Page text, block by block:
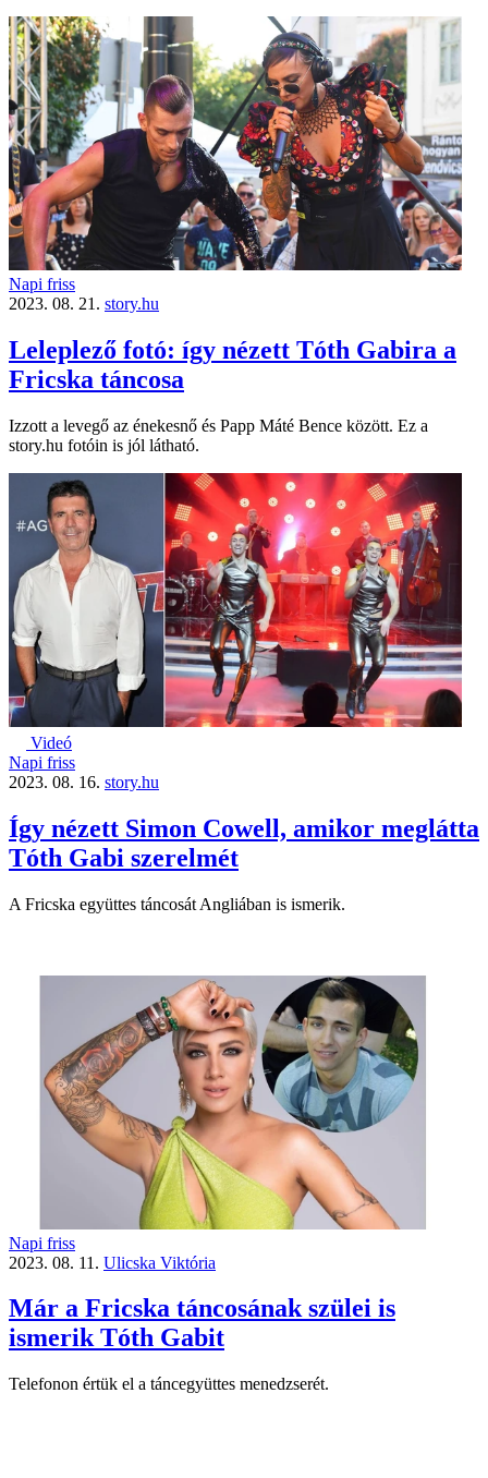
Napi friss
2023. 08. 21. story.hu
Leleplező fotó: így nézett Tóth Gabira a
Fricska táncosa
Izzott a levegő az énekesnő és Papp Máté Bence között. Ez a
story.hu fotóin is jól látható.
Videó
Napi friss
2023. 08. 16. story.hu
Így nézett Simon Cowell, amikor meglátta
Tóth Gabi szerelmét
A Fricska együttes táncosát Angliában is ismerik.
Napi friss
2023. 08. 11. Ulicska Viktória
Már a Fricska táncosának szülei is
ismerik Tóth Gabit
Telefonon értük el a táncegyüttes menedzserét.